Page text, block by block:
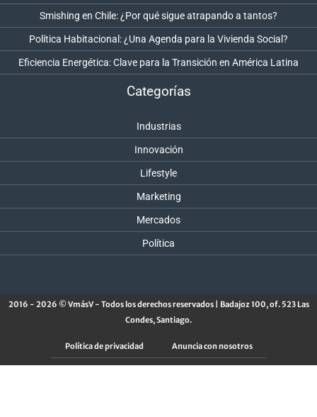
Smishing en Chile: ¿Por qué sigue atrapando a tantos?
Política Habitacional: ¿Una Agenda para la Vivienda Social?
Eficiencia Energética: Clave para la Transición en América Latina
Categorías
Industrias
Innovación
Lifestyle
Marketing
Mercados
Política
2016 - 2026 © VmásV - Todos los derechos reservados | Badajoz 100, of. 523 Las
Condes, Santiago.
Política de privacidad Anuncia con nosotros